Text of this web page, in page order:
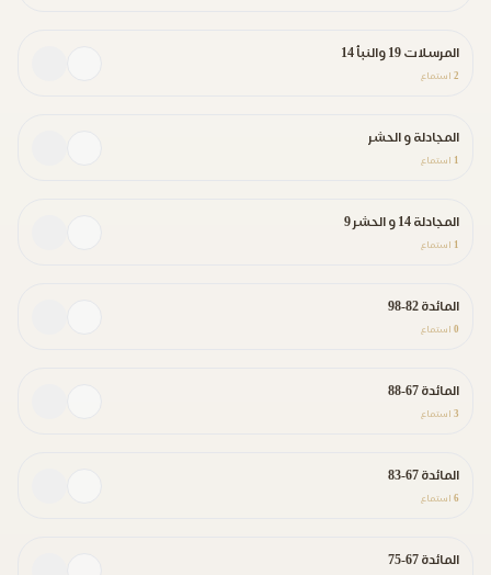
المرسلات 19 والنبأ 14
2 استماع
المجادلة و الحشر
1 استماع
المجادلة 14 و الحشر 9
1 استماع
المائدة 82-98
0 استماع
المائدة 67-88
3 استماع
المائدة 67-83
6 استماع
المائدة 67-75